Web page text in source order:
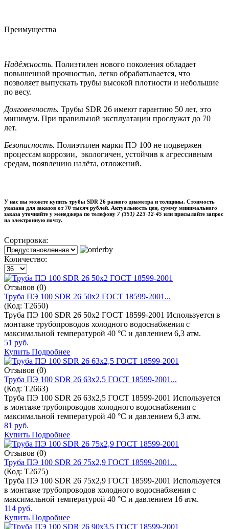
Преимущества
Надёжность. Полиэтилен нового поколения обладает
повышенной прочностью, легко обрабатывается, что
позволяет выпускать трубы высокой плотности и небольшие
по весу.
Долговечность. Трубы SDR 26 имеют гарантию 50 лет, это
минимум. При правильной эксплуатации прослужат до 70
лет.
Безопасность. Полиэтилен марки ПЭ 100 не подвержен
процессам коррозии, экологичен, устойчив к агрессивным
средам, появлению налёта, отложений.
У нас вы можете купить трубы SDR 26 разного диаметра и толщины. Стоимость
указана для заказов от 70 тысяч рублей. Актуальность цен, сумму минимального
заказа уточняйте у менеджера по телефону 7 (351) 223-12-45 или присылайте запрос
на электронную почту.
Сортировка:
Количество:
Отзывов (0)
Труба ПЭ 100 SDR 26 50x2 ГОСТ 18599-2001...
(Код: T2650)
Труба ПЭ 100 SDR 26 50x2 ГОСТ 18599-2001 Используется в
монтаже трубопроводов холодного водоснабжения с
максимальной температурой 40 °C и давлением 6,3 атм.
51 руб.
Купить Подробнее
Отзывов (0)
Труба ПЭ 100 SDR 26 63x2,5 ГОСТ 18599-2001...
(Код: T2663)
Труба ПЭ 100 SDR 26 63x2,5 ГОСТ 18599-2001 Используется
в монтаже трубопроводов холодного водоснабжения с
максимальной температурой 40 °C и давлением 6,3 атм.
81 руб.
Купить Подробнее
Отзывов (0)
Труба ПЭ 100 SDR 26 75x2,9 ГОСТ 18599-2001...
(Код: T2675)
Труба ПЭ 100 SDR 26 75x2,9 ГОСТ 18599-2001 Используется
в монтаже трубопроводов холодного водоснабжения с
максимальной температурой 40 °C и давлением 16 атм.
114 руб.
Купить Подробнее